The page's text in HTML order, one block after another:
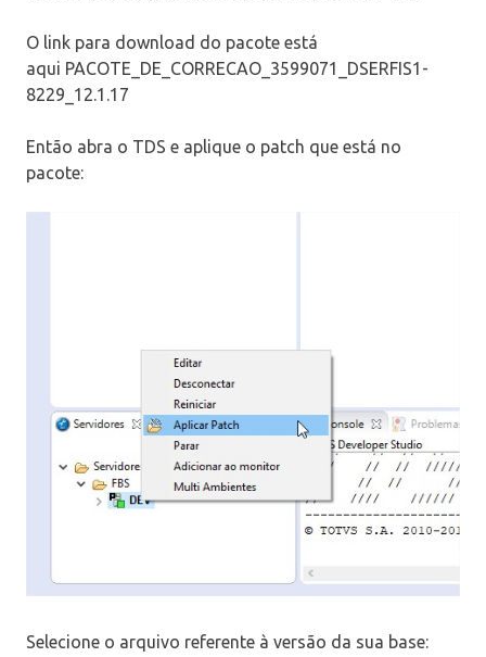
O link para download do pacote está
aqui PACOTE_DE_CORRECAO_3599071_DSERFIS1-
8229_12.1.17
Então abra o TDS e aplique o patch que está no
pacote:
Selecione o arquivo referente à versão da sua base: